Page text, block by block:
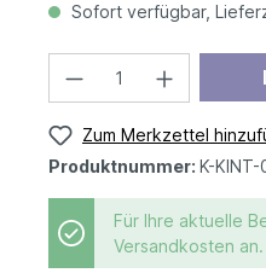
Sofort verfügbar,
Zum Merkzettel
Produktnummer: K-
Für Ihre aktuelle
Versandkosten an.